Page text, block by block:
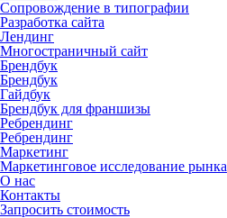
Сопровождение в типографии
Разработка сайта
Лендинг
Многостраничный сайт
Брендбук
Брендбук
Гайдбук
Брендбук для франшизы
Ребрендинг
Ребрендинг
Маркетинг
Маркетинговое исследование рынка
О нас
Контакты
Запросить стоимость